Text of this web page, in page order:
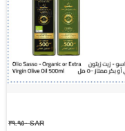
SAR ٣٩.٩٥٠